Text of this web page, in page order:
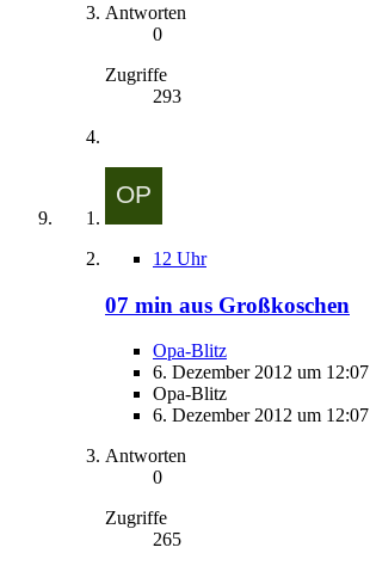
Antworten
0
Zugriffe
293
12 Uhr
07 min aus Großkoschen
Opa-Blitz
6. Dezember 2012 um 12:07
Opa-Blitz
6. Dezember 2012 um 12:07
Antworten
0
Zugriffe
265